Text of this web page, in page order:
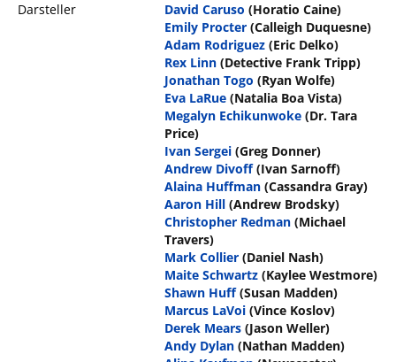
Darsteller
David Caruso (Horatio Caine)
Emily Procter (Calleigh Duquesne)
Adam Rodriguez (Eric Delko)
Rex Linn (Detective Frank Tripp)
Jonathan Togo (Ryan Wolfe)
Eva LaRue (Natalia Boa Vista)
Megalyn Echikunwoke (Dr. Tara
Price)
Ivan Sergei (Greg Donner)
Andrew Divoff (Ivan Sarnoff)
Alaina Huffman (Cassandra Gray)
Aaron Hill (Andrew Brodsky)
Christopher Redman (Michael
Travers)
Mark Collier (Daniel Nash)
Maite Schwartz (Kaylee Westmore)
Shawn Huff (Susan Madden)
Marcus LaVoi (Vince Koslov)
Derek Mears (Jason Weller)
Andy Dylan (Nathan Madden)